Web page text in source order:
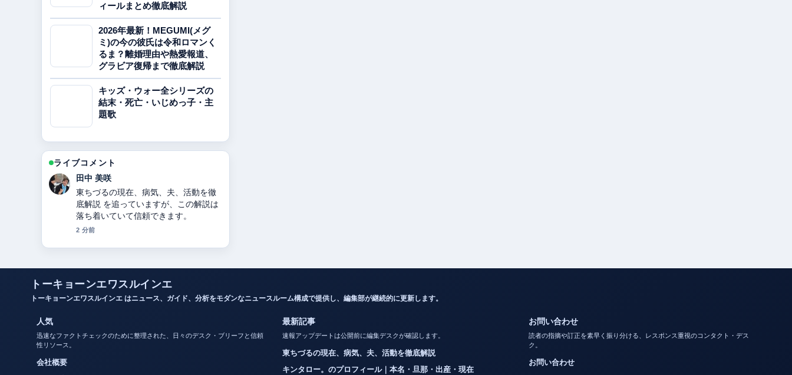
ィールまとめ徹底解説
2026年最新！MEGUMI(メグ
ミ)の今の彼氏は令和ロマンく
るま？離婚理由や熱愛報道、
グラビア復帰まで徹底解説
キッズ・ウォー全シリーズの
結末・死亡・いじめっ子・主
題歌
ライブコメント
中村 悠斗
キンタロー。のプロフィール｜本名・
旦那・出産・現在 の背景説明が助かり
ます。ライブ更新を続けてください。
4 分前
トーキョーンエワスルインエ
トーキョーンエワスルインエ はニュース、ガイド、分析をモダンなニュースルーム構成で提供し、編集部が継続的に更新します。
人気
迅速なファクトチェックのために整理された、日々のデスク・ブリーフと信頼
性リソース。
会社概要
最新記事
速報アップデートは公開前に編集デスクが確認します。
東ちづるの現在、病気、夫、活動を徹底解説
キンタロー。のプロフィール｜本名・旦那・出産・現在
お問い合わせ
読者の指摘や訂正を素早く振り分ける、レスポンス重視のコンタクト・デス
ク。
お問い合わせ